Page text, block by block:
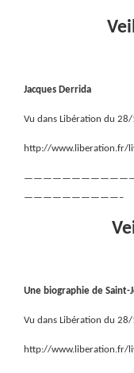
Jacques Derrida
Vu dans Libération du
http://www.liberation.fr/
——————————–
Une biographie de Saint-
Vu dans Libération du
http://www.liberation.fr/